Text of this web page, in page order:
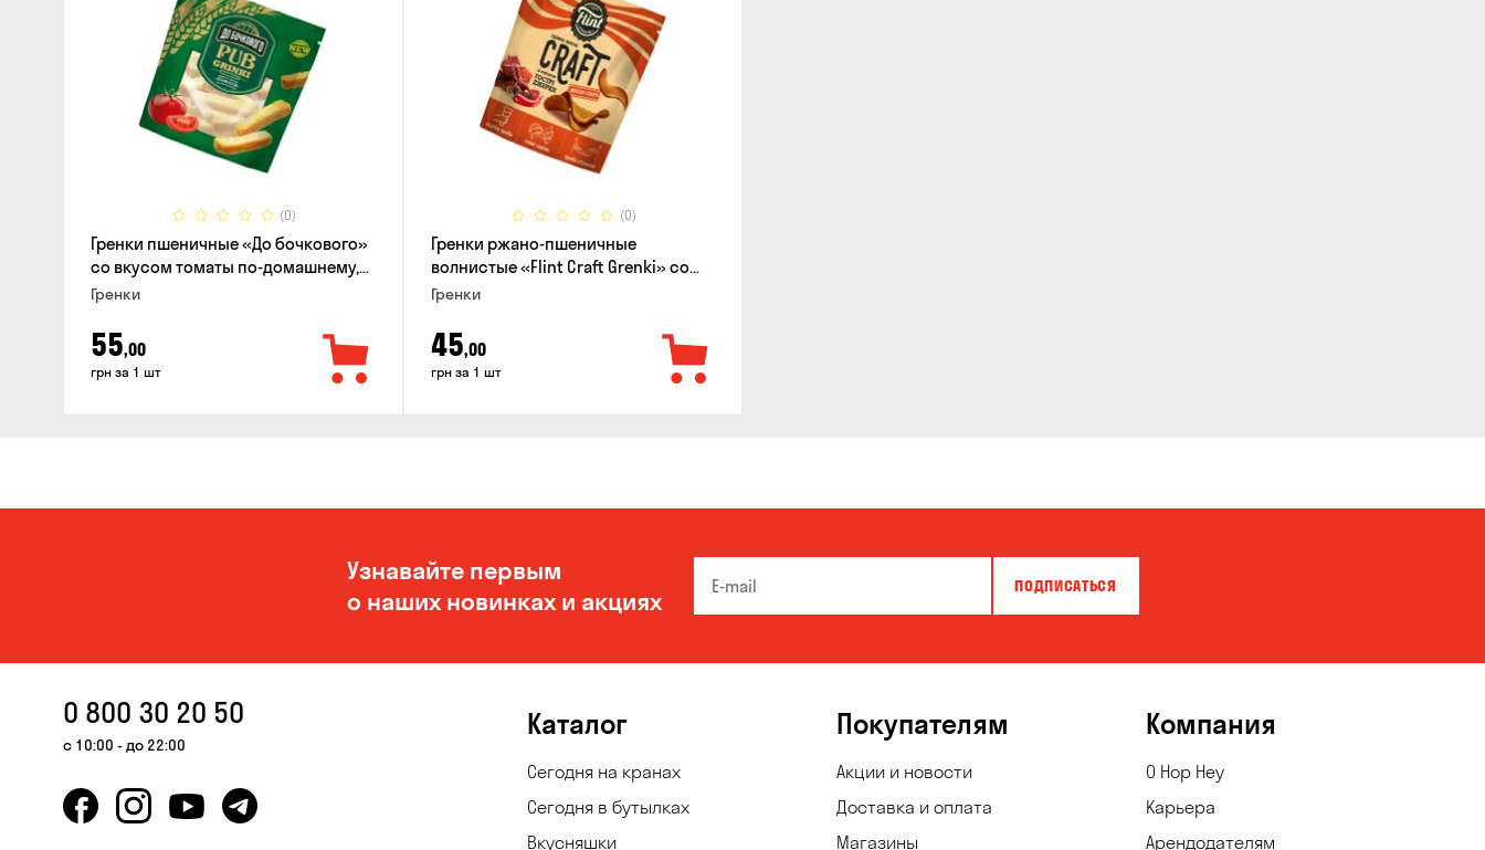
(0)
Гренки пшеничные «До бочкового»
со вкусом томаты по-домашнему,
120г
Гренки
55,00
грн за 1 шт
(0)
Гренки ржано-пшеничные
волнистые «Flint Craft Grenki» со
вкусом острых джерки, 80г
Гренки
45,00
грн за 1 шт
Узнавайте первым
о наших новинках и акциях
ПОДПИСАТЬСЯ
0 800 30 20 50
с 10:00 - до 22:00
Каталог
Сегодня на кранах
Сегодня в бутылках
Вкусняшки
Покупателям
Акции и новости
Доставка и оплата
Магазины
Компания
О Hop Hey
Карьера
Арендодателям